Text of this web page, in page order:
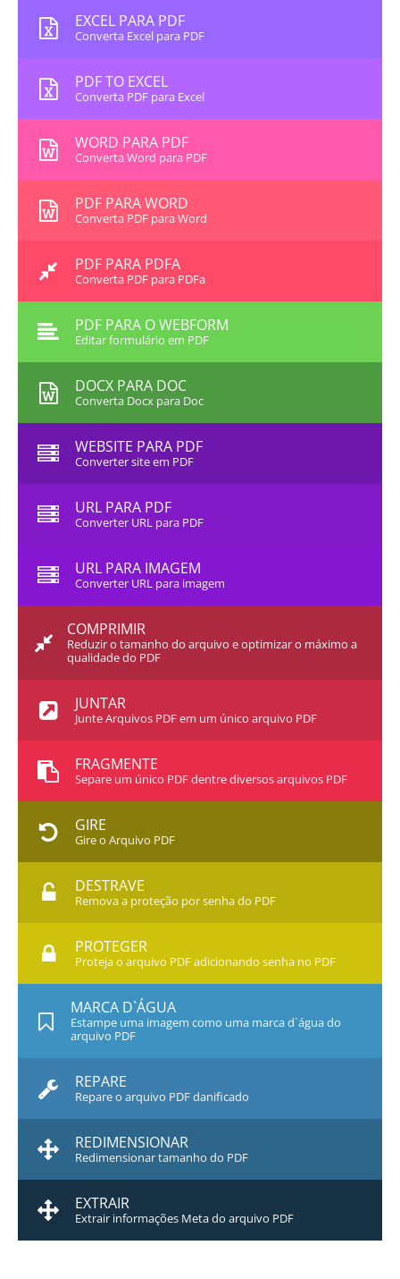
EXCEL PARA PDF
Converta Excel para PDF
PDF TO EXCEL
Converta PDF para Excel
WORD PARA PDF
Converta Word para PDF
PDF PARA WORD
Converta PDF para Word
PDF PARA PDFA
Converta PDF para PDFa
PDF PARA O WEBFORM
Editar formulário em PDF
DOCX PARA DOC
Converta Docx para Doc
WEBSITE PARA PDF
Converter site em PDF
URL PARA PDF
Converter URL para PDF
URL PARA IMAGEM
Converter URL para imagem
COMPRIMIR
Reduzir o tamanho do arquivo e optimizar o máximo a
qualidade do PDF
JUNTAR
Junte Arquivos PDF em um único arquivo PDF
FRAGMENTE
Separe um único PDF dentre diversos arquivos PDF
GIRE
Gire o Arquivo PDF
DESTRAVE
Remova a proteção por senha do PDF
PROTEGER
Proteja o arquivo PDF adicionando senha no PDF
MARCA D`ÁGUA
Estampe uma imagem como uma marca d`água do
arquivo PDF
REPARE
Repare o arquivo PDF danificado
REDIMENSIONAR
Redimensionar tamanho do PDF
EXTRAIR
Extrair informações Meta do arquivo PDF